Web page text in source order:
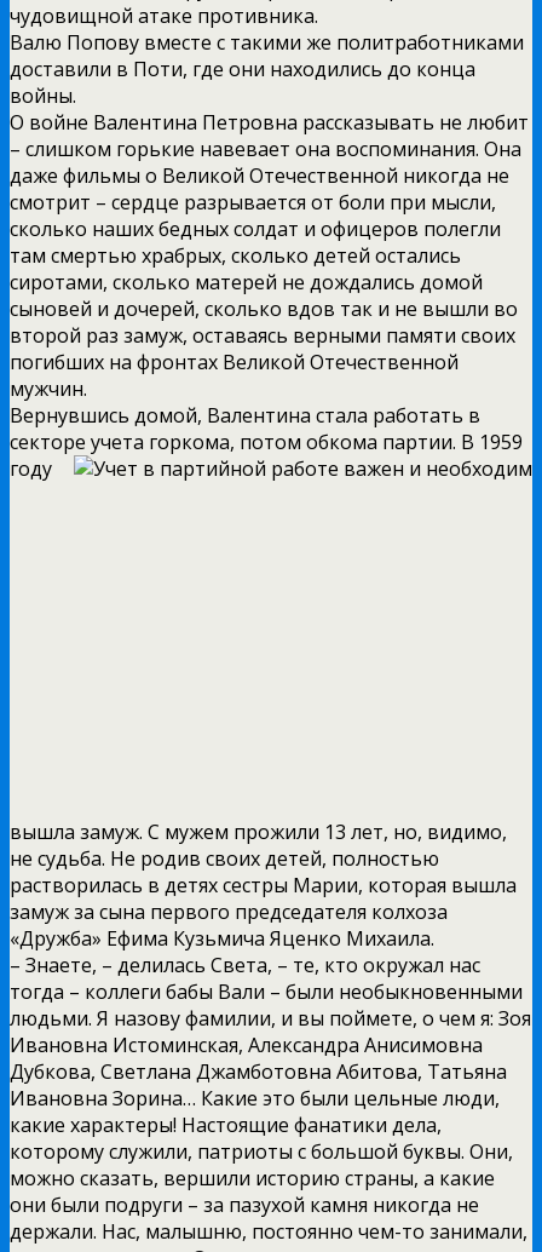
чудовищной атаке противника.
Валю Попову вместе с такими же политработниками
доставили в Поти, где они находились до конца
войны.
О войне Валентина Петровна рассказывать не любит
– слишком горькие навевает она воспоминания. Она
даже фильмы о Великой Отечественной никогда не
смотрит – сердце разрывается от боли при мысли,
сколько наших бедных солдат и офицеров полегли
там смертью храбрых, сколько детей остались
сиротами, сколько матерей не дождались домой
сыновей и дочерей, сколько вдов так и не вышли во
второй раз замуж, оставаясь верными памяти своих
погибших на фронтах Великой Отечественной
мужчин.
Вернувшись домой, Валентина стала работать в
секторе учета горкома, потом обкома партии. В 1959
году
вышла замуж. С мужем прожили 13 лет, но, видимо,
не судьба. Не родив своих детей, полностью
растворилась в детях сестры Марии, которая вышла
замуж за сына первого председателя колхоза
«Дружба» Ефима Кузьмича Яценко Михаила.
– Знаете, – делилась Света, – те, кто окружал нас
тогда – коллеги бабы Вали – были необыкновенными
людьми. Я назову фамилии, и вы поймете, о чем я: Зоя
Ивановна Истоминская, Александра Анисимовна
Дубкова, Светлана Джамботовна Абитова, Татьяна
Ивановна Зорина… Какие это были цельные люди,
какие характеры! Настоящие фанатики дела,
которому служили, патриоты с большой буквы. Они,
можно сказать, вершили историю страны, а какие
они были подруги – за пазухой камня никогда не
держали. Нас, малышню, постоянно чем-то занимали,